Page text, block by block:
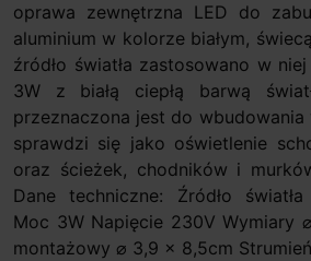
oprawa zewnętrzna LED do
aluminium w kolorze białym,
źródło światła zastosowano w
3W z białą ciepłą barwą
przeznaczona jest do wbudowania
sprawdzi się jako oświetlenie
oraz ścieżek, chodników i
Dane techniczne: Źródło
Moc 3W Napięcie 230V Wymiary
montażowy ⌀ 3,9 x 8,5cm